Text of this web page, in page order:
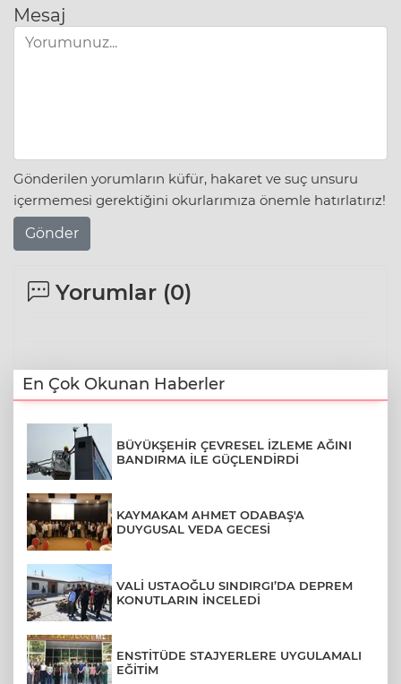
Mesaj
Gönderilen yorumların küfür, hakaret ve suç unsuru
içermemesi gerektiğini okurlarımıza önemle hatırlatırız!
Gönder
Yorumlar (0)
En Çok Okunan Haberler
BÜYÜKŞEHİR ÇEVRESEL İZLEME AĞINI
BANDIRMA İLE GÜÇLENDİRDİ
KAYMAKAM AHMET ODABAŞ'A
DUYGUSAL VEDA GECESİ
VALİ USTAOĞLU SINDIRGI’DA DEPREM
KONUTLARIN İNCELEDİ
ENSTİTÜDE STAJYERLERE UYGULAMALI
EĞİTİM